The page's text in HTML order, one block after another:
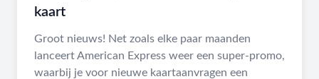
kaart
Groot nieuws! Net zoals elke paar maanden
lanceert American Express weer een super-promo,
waarbij je voor nieuwe kaartaanvragen een